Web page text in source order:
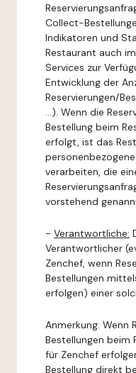
Collect-
Indikatoren und
Restaurant auch
Services zur
Entwicklung der
Reservierungen/
...). Wenn die
Bestellung beim
erfolgt, ist das
verarbeiten, die
vorstehend
- Verantwortliche:
Verantwortlicher
Zenchef, wenn
Bestellungen
erfolgen) einer
Anmerkung: Wenn
Bestellungen beim
für Zenchef
Bestellung direkt